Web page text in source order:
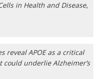
in Health and Disease,
reveal APOE as a critical
underlie Alzheimer’s